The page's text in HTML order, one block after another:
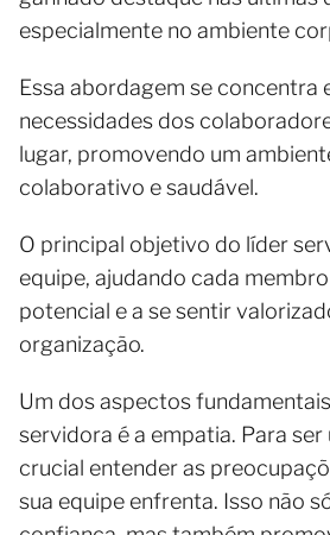
especialmente no ambiente
Essa abordagem se concentra
necessidades dos
lugar, promovendo um
colaborativo e saudável.
O principal objetivo do líder
equipe, ajudando cada
potencial e a se sentir
organização.
Um dos aspectos
servidora é a empatia. Para ser
crucial entender as
sua equipe enfrenta. Isso não